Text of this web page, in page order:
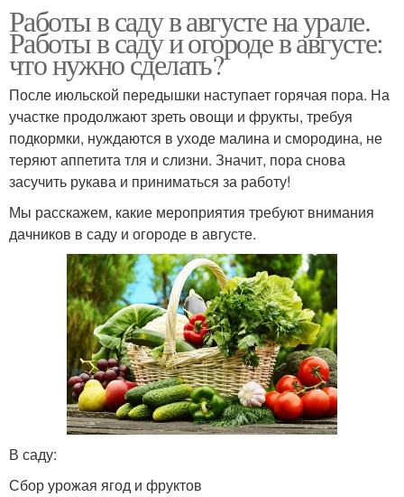
Работы в саду в августе на урале.
Работы в саду и огороде в августе:
что нужно сделать?
После июльской передышки наступает горячая пора. На
участке продолжают зреть овощи и фрукты, требуя
подкормки, нуждаются в уходе малина и смородина, не
теряют аппетита тля и слизни. Значит, пора снова
засучить рукава и приниматься за работу!
Мы расскажем, какие мероприятия требуют внимания
дачников в саду и огороде в августе.
В саду:
Сбор урожая ягод и фруктов